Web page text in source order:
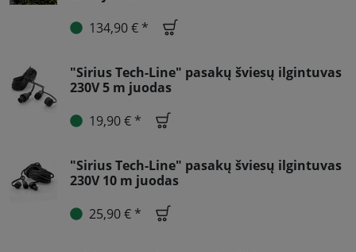
134,90 € *
"Sirius Tech-Line" pasakų šviesų ilgintuvas
230V 5 m juodas
19,90 € *
"Sirius Tech-Line" pasakų šviesų ilgintuvas
230V 10 m juodas
25,90 € *